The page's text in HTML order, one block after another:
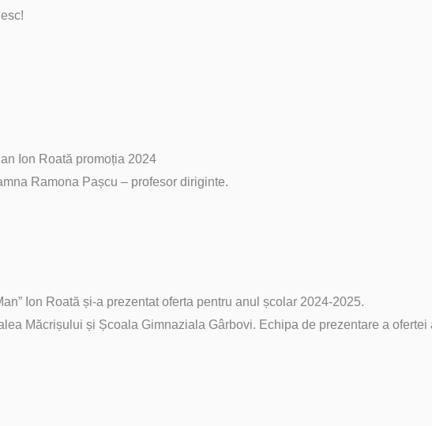
Ion Roată promoția 2024
Ramona Pașcu – profesor diriginte.
Ion Roată și-a prezentat oferta pentru anul școlar 2024-2025.
Măcrișului și Școala Gimnaziala Gârbovi. Echipa de prezentare a ofertei